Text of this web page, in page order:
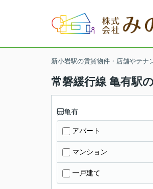
新小岩駅の賃貸物件・店舗やテナ
常磐緩行線 亀有駅
亀有
アパート
マンション
一戸建て